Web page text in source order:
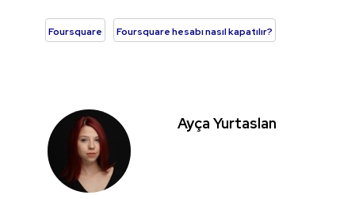
Foursquare Foursquare hesabı nasıl kapatılır?
Ayça Yurtaslan